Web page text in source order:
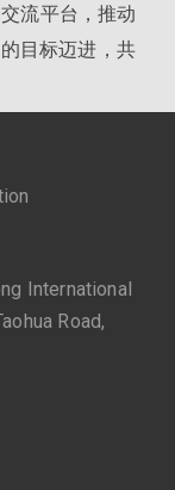
流平台，推动
目标迈进，共
International
Road,